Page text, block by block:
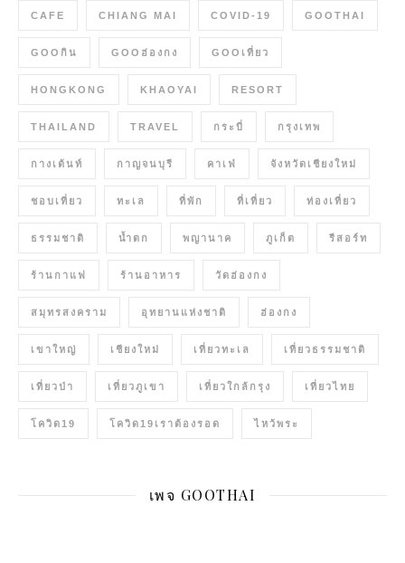
CAFE CHIANG MAI COVID-19 GOOTHAI
GOOกิน GOOฮ่องกง GOOเที่ยว
HONGKONG KHAOYAI RESORT
THAILAND TRAVEL กระบี่ กรุงเทพ
กางเต้นท์ กาญจนบุรี คาเฟ่ จังหวัดเชียงใหม่
ชอบเที่ยว ทะเล ที่พัก ที่เที่ยว ท่องเที่ยว
ธรรมชาติ น้ำตก พญานาค ภูเก็ต รีสอร์ท
ร้านกาแฟ ร้านอาหาร วัดฮ่องกง
สมุทรสงคราม อุทยานแห่งชาติ ฮ่องกง
เขาใหญ่ เชียงใหม่ เที่ยวทะเล เที่ยวธรรมชาติ
เที่ยวป่า เที่ยวภูเขา เที่ยวใกล้กรุง เที่ยวไทย
โควิด19 โควิด19เราต้องรอด ไหว้พระ
เพจ GOOTHAI